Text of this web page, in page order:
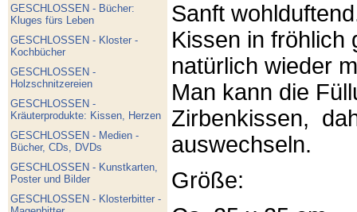
GESCHLOSSEN - Bücher:
Kluges fürs Leben
GESCHLOSSEN - Kloster -
Kochbücher
GESCHLOSSEN -
Holzschnitzereien
GESCHLOSSEN -
Kräuterprodukte: Kissen, Herzen
GESCHLOSSEN - Medien -
Bücher, CDs, DVDs
GESCHLOSSEN - Kunstkarten,
Poster und Bilder
GESCHLOSSEN - Klosterbitter -
Sanft
Kissen in fröhlich
natürlich wieder
Man kann die
Zirbenkissen,
auswechseln.
Größe: